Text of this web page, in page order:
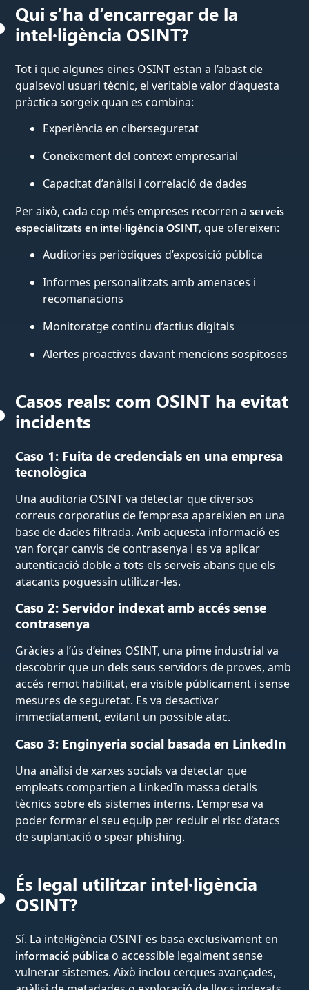
Qui s’ha d’encarregar de la
intel·ligència OSINT?
Tot i que algunes eines OSINT estan a l’abast de
qualsevol usuari tècnic, el veritable valor d’aquesta
pràctica sorgeix quan es combina:
Experiència en ciberseguretat
Coneixement del context empresarial
Capacitat d’anàlisi i correlació de dades
Per això, cada cop més empreses recorren aserveis
especialitzats en intel·ligència OSINT, que ofereixen:
Auditories periòdiques d’exposició pública
Informes personalitzats amb amenaces i
recomanacions
Monitoratge continu d’actius digitals
Alertes proactives davant mencions sospitoses
Casos reals: com OSINT ha evitat
incidents
Caso 1: Fuita de credencials en una empresa
tecnològica
Una auditoria OSINT va detectar que diversos
correus corporatius de l’empresa apareixien en una
base de dades filtrada. Amb aquesta informació es
van forçar canvis de contrasenya i es va aplicar
autenticació doble a tots els serveis abans que els
atacants poguessin utilitzar-les.
Caso 2: Servidor indexat amb accés sense
contrasenya
Gràcies a l’ús d’eines OSINT, una pime industrial va
descobrir que un dels seus servidors de proves, amb
accés remot habilitat, era visible públicament i sense
mesures de seguretat. Es va desactivar
immediatament, evitant un possible atac.
Caso 3: Enginyeria social basada en LinkedIn
Una anàlisi de xarxes socials va detectar que
empleats compartien a LinkedIn massa detalls
tècnics sobre els sistemes interns. L’empresa va
poder formar el seu equip per reduir el risc d’atacs
de suplantació o spear phishing.
És legal utilitzar intel·ligència
OSINT?
Sí. La intel·ligència OSINT es basa exclusivament en
informació pública o accessible legalment sense
vulnerar sistemes. Això inclou cerques avançades,